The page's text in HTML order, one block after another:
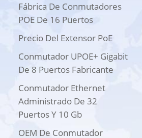
Fábrica De Conmutadores
POE De 16 Puertos
Precio Del Extensor PoE
Conmutador UPOE+ Gigabit
De 8 Puertos Fabricante
Conmutador Ethernet
Administrado De 32
Puertos Y 10 Gb
OEM De Conmutador